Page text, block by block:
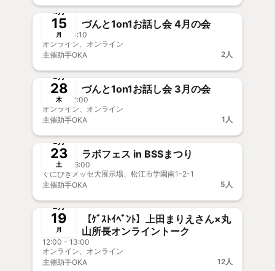
4月
15
月
づんと1on1お話し会 4月の会
12:10 - 13:10
オンライン、オンライン
主催助手OKA 2人
終了
3月
28
木
づんと1on1お話し会 3月の会
11:00 - 12:00
オンライン、オンライン
主催助手OKA 1人
終了
3月
23
土
ラボフェス in BSSまつり
09:30 - 16:00
くにびきメッセ大展示場、松江市学園南1-2-1
主催助手OKA 5人
終了
2月
19
月
【ｹﾞｽﾄｲﾍﾞﾝﾄ】上田まりえさん×丸
山所長オンライントーク
12:00 - 13:00
オンライン、オンライン
主催助手OKA 12人
終了